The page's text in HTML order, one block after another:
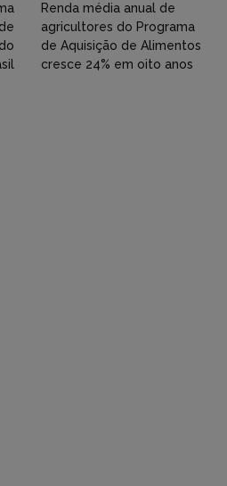
Twitter,
Flickr
etc)
Renda média anual de
agricultores do Programa
de Aquisição de Alimentos
cresce 24% em oito anos